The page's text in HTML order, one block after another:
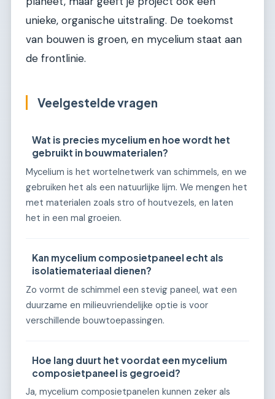
unieke, organische uitstraling. De toekomst
van bouwen is groen, en mycelium staat aan
de frontlinie.
Veelgestelde vragen
Wat is precies mycelium en hoe wordt het
gebruikt in bouwmaterialen?
Mycelium is het wortelnetwerk van schimmels, en we
gebruiken het als een natuurlijke lijm. We mengen het
met materialen zoals stro of houtvezels, en laten
het in een mal groeien.
Kan mycelium composietpaneel echt als
isolatiemateriaal dienen?
Zo vormt de schimmel een stevig paneel, wat een
duurzame en milieuvriendelijke optie is voor
verschillende bouwtoepassingen.
Hoe lang duurt het voordat een mycelium
composietpaneel is gegroeid?
Ja, mycelium composietpanelen kunnen zeker als